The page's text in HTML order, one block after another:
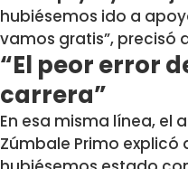
hubiésemos ido a
vamos gratis”, precisó
“El peor error
carrera”
En esa misma línea, el
Zúmbale Primo explicó